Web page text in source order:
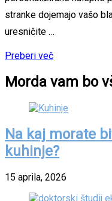
stranke dojemajo vašo
uresničite …
Preberi več
Morda vam bo
Na kaj morate
kuhinje?
15 aprila, 2026